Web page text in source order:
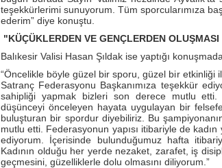
teşekkürlerimi sunuyorum. Tüm sporcularımıza
ederim” diye konuştu.
"KÜÇÜKLERDEN VE GENÇLERDEN
Balıkesir Valisi Hasan Şıldak ise yaptığı
“Öncelikle böyle güzel bir sporu, güzel bir etkinliği
Satranç Federasyonu Başkanımıza teşekkür
sahipliği yapmak bizleri son derece mutlu
düşünceyi önceleyen hayata uygulayan bir
buluşturan bir spordur diyebiliriz. Bu
mutlu etti. Federasyonun yapısı itibariyle de
ediyorum. İçerisinde bulunduğumuz hafta
Kadının olduğu her yerde nezaket, zarafet, iş
geçmesini, güzelliklerle dolu olmasını diliyorum.”